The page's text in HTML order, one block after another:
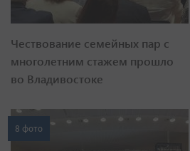
Чествование семейных пар с
многолетним стажем прошло
во Владивостоке
8 фото